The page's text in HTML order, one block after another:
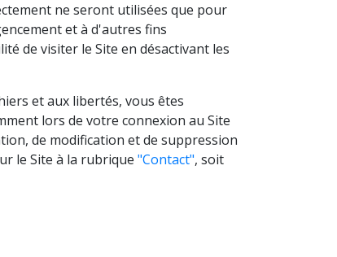
ne seront utilisées que pour
et à d'autres fins
de visiter le Site en désactivant les
et aux libertés, vous êtes
lors de votre connexion au Site
de modification et de suppression
le Site à la rubrique "Contact", soit